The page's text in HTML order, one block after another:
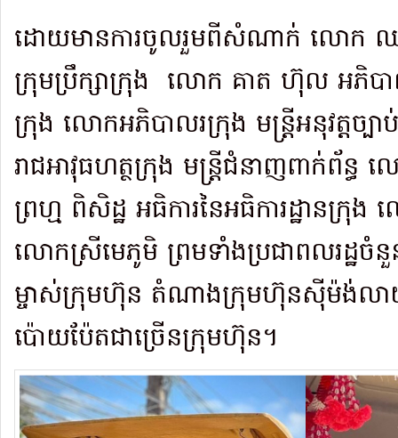
ដោយមានការចូលរួមពីសំណាក់ លោក ឈ
ក្រុមប្រឹក្សាក្រុង លោក គាត ហ៊ុល អភិប
ក្រុង លោកអភិបាលរក្រុង មន្ត្រីអនុវត្តច្ប
រាជអាវុធហត្ថក្រុង មន្ត្រីជំនាញពាក់ព័ន្ធ
ព្រហ្ម ពិសិដ្ឋ អធិការនៃអធិការដ្ឋានក្
លោកស្រីមេភូមិ ព្រមទាំងប្រជាពលរដ្ឋ
ម្ចាស់ក្រុមហ៊ុន តំណាងក្រុមហ៊ុនស៊ីម៉ង់លា
ប៉ោយប៉ែតជាច្រើនក្រុមហ៊ុន។